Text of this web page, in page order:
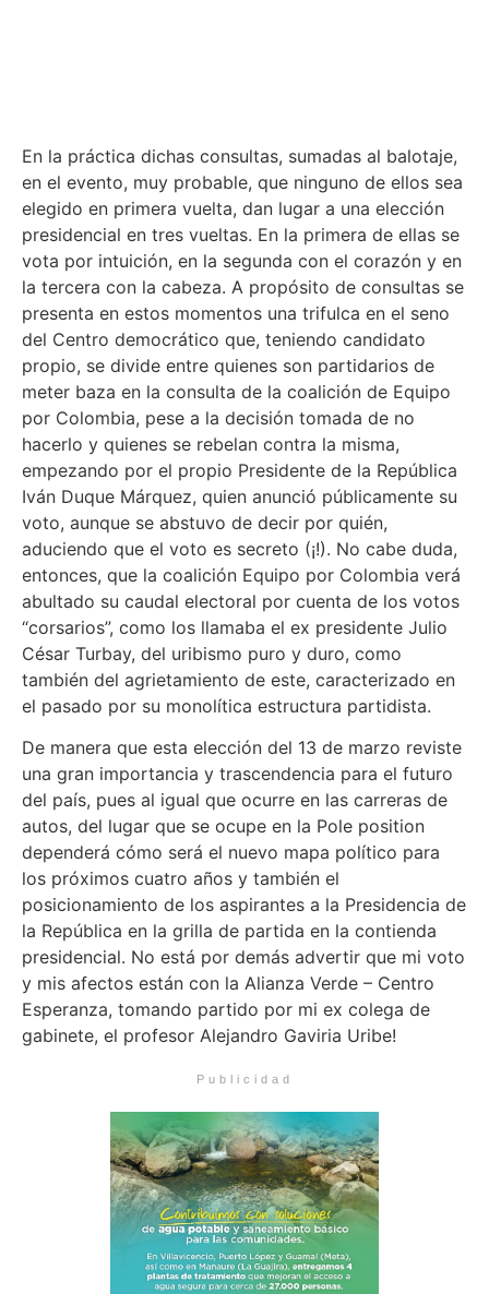
En la práctica dichas consultas, sumadas al balotaje,
en el evento, muy probable, que ninguno de ellos sea
elegido en primera vuelta, dan lugar a una elección
presidencial en tres vueltas. En la primera de ellas se
vota por intuición, en la segunda con el corazón y en
la tercera con la cabeza. A propósito de consultas se
presenta en estos momentos una trifulca en el seno
del Centro democrático que, teniendo candidato
propio, se divide entre quienes son partidarios de
meter baza en la consulta de la coalición de Equipo
por Colombia, pese a la decisión tomada de no
hacerlo y quienes se rebelan contra la misma,
empezando por el propio Presidente de la República
Iván Duque Márquez, quien anunció públicamente su
voto, aunque se abstuvo de decir por quién,
aduciendo que el voto es secreto (¡!). No cabe duda,
entonces, que la coalición Equipo por Colombia verá
abultado su caudal electoral por cuenta de los votos
“corsarios”, como los llamaba el ex presidente Julio
César Turbay, del uribismo puro y duro, como
también del agrietamiento de este, caracterizado en
el pasado por su monolítica estructura partidista.
De manera que esta elección del 13 de marzo reviste
una gran importancia y trascendencia para el futuro
del país, pues al igual que ocurre en las carreras de
autos, del lugar que se ocupe en la Pole position
dependerá cómo será el nuevo mapa político para
los próximos cuatro años y también el
posicionamiento de los aspirantes a la Presidencia de
la República en la grilla de partida en la contienda
presidencial. No está por demás advertir que mi voto
y mis afectos están con la Alianza Verde – Centro
Esperanza, tomando partido por mi ex colega de
gabinete, el profesor Alejandro Gaviria Uribe!
Publicidad